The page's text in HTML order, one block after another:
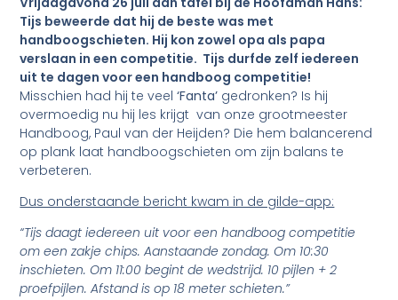
Tijs beweerde dat hij de beste was met
handboogschieten. Hij kon zowel opa als papa
verslaan in een competitie. Tijs durfde zelf iedereen
uit te dagen voor een handboog competitie!
Misschien had hij te veel‘Fanta’ gedronken? Is hij
overmoedig nu hij les krijgt van onze grootmeester
Handboog, Paul van der Heijden? Die hem balancerend
op plank laat handboogschieten om zijn balans te
verbeteren.
Dus onderstaande bericht kwam in de gilde-app:
“Tijs daagt iedereen uit voor een handboog competitie
om een zakje chips. Aanstaande zondag. Om 10:30
inschieten. Om 11:00 begint de wedstrijd. 10 pijlen + 2
proefpijlen. Afstand is op 18 meter schieten.”